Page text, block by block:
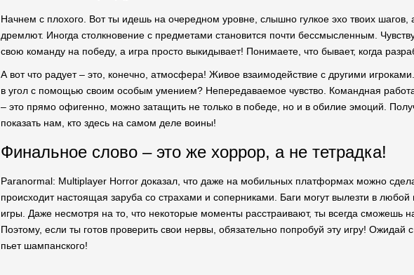
Начнем с плохого. Вот ты идешь на очередном уровне, слышно гулкое эхо твоих шагов,
дремлют. Иногда столкновение с предметами становится почти бессмысленным.
свою команду на победу, а игра просто выкидывает! Понимаете, что бывает, когда
А вот что радует – это, конечно, атмосфера! Живое взаимодействие с другими
в угол с помощью своим особым умением? Непередаваемое чувство. Командная
– это прямо офигенно, можно затащить не только в победе, но и в обилие эмоций.
показать нам, кто здесь на самом деле воины!
Финальное слово – это же хоррор, а не тетрадка!
Paranormal: Multiplayer Horror доказал, что даже на мобильных платформах можно
происходит настоящая заруба со страхами и соперниками. Баги могут вылезти в
игры. Даже несмотря на то, что некоторые моменты расстраивают, ты всегда сможешь
Поэтому, если ты готов проверить свои нервы, обязательно попробуй эту игру! Ожидай
пьет шампанского!